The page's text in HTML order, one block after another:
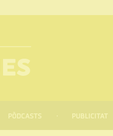
PÒDCASTS PUBLICITAT